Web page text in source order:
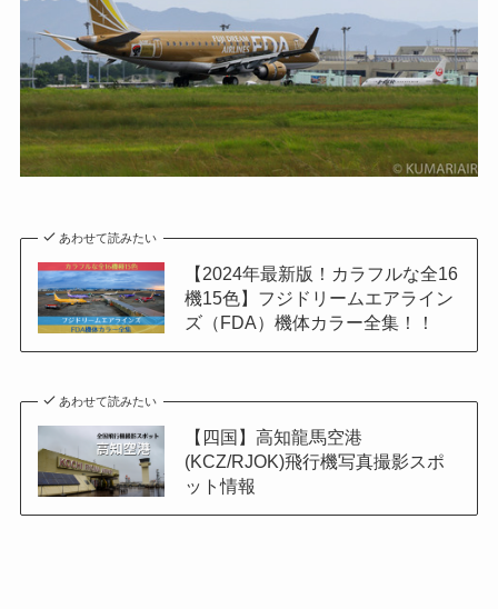
あわせて読みたい
【2024年最新版！カラフルな全16
機15色】フジドリームエアライン
ズ（FDA）機体カラー全集！！
あわせて読みたい
【四国】高知龍馬空港
(KCZ/RJOK)飛行機写真撮影スポ
ット情報